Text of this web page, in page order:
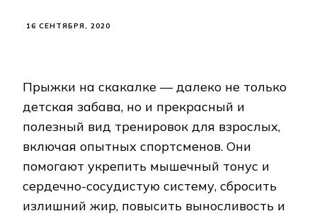
16 СЕНТЯБРЯ, 2020
Прыжки на скакалке — далеко не только
детская забава, но и прекрасный и
полезный вид тренировок для взрослых,
включая опытных спортсменов. Они
помогают укрепить мышечный тонус и
сердечно-сосудистую систему, сбросить
излишний жир, повысить выносливость и